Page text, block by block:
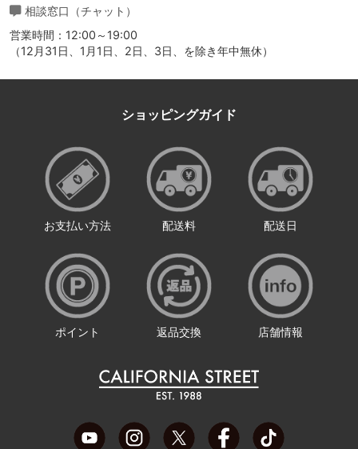
相談窓口（チャット）
営業時間：12:00～19:00
（12月31日、1月1日、2日、3日、を除き年中無休）
ショッピングガイド
お支払い方法 配送料 配送日
ポイント 返品交換 店舗情報